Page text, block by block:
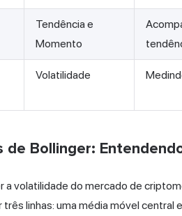
Tendência e
Momento
Volatilidade
de Bollinger:
a volatilidade do mercado de
linhas: uma média móvel central